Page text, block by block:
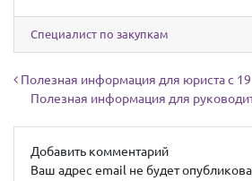
Специалист по закупкам
Навигация по
Полезная информация для юриста с
Полезная информация для
Добавить комментарий
Ваш адрес email не будет